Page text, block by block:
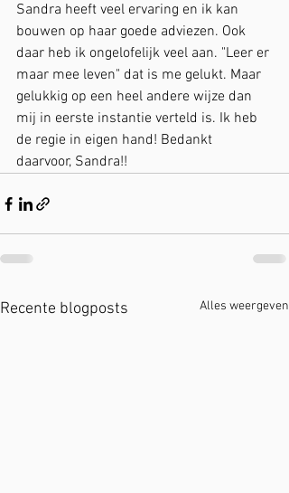
Sandra heeft veel ervaring en ik kan
bouwen op haar goede adviezen. Ook
daar heb ik ongelofelijk veel aan. "Leer er
maar mee leven" dat is me gelukt. Maar
gelukkig op een heel andere wijze dan
mij in eerste instantie verteld is. Ik heb
de regie in eigen hand! Bedankt
daarvoor, Sandra!!
Recente blogposts Alles weergeven